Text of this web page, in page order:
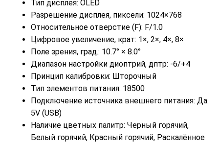
Тип дисплея: OLED
Разрешение дисплея, пиксели: 1024×768
Относительное отверстие (F): F/1.0
Цифровое увеличение, крат: 1×, 2×, 4×, 8×
Поле зрения, град.: 10.7° × 8.0°
Диапазон настройки диоптрий, дптр: -6/+4
Принцип калибровки: Шторочный
Тип элементов питания: 18500
Подключение источника внешнего питания: Да.
5V (USB)
Наличие цветных палитр: Черный горячий,
Белый горячий, Красный горячий, Раскалённое